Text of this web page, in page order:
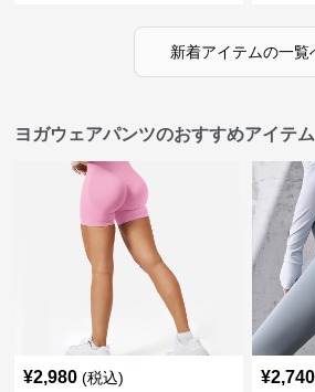
新着アイテムの一覧
ヨガウェアパンツのおすすめアイテム
¥2,980 (税込) ¥2,740